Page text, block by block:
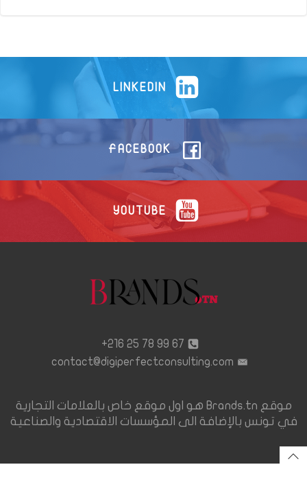
LINKEDIN
FACEBOOK
YOUTUBE
67 99 78 25 216+
contact@digiperfectconsulting.com
موقع Brands.tn هو اول موقع خاص بالعلامات التجارية
في تونس بالإضافة الى المؤسسات الاقتصادية والصناعية